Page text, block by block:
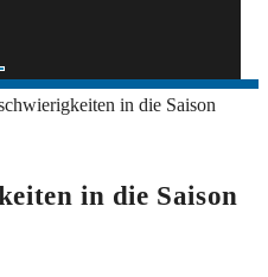
in die Saison